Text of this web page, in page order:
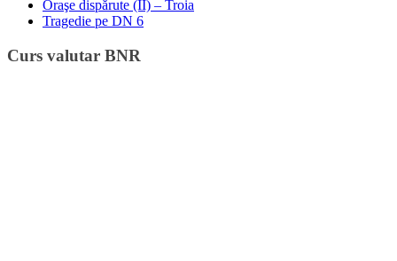
Oraşe dispărute (II) – Troia
Tragedie pe DN 6
Curs valutar BNR